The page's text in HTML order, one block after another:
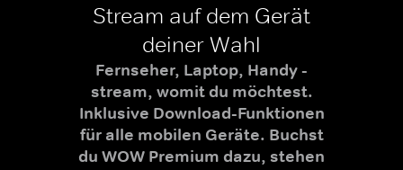
Stream auf dem Gerät
deiner Wahl
Fernseher, Laptop, Handy -
stream, womit du möchtest.
Inklusive Download-Funktionen
für alle mobilen Geräte. Buchst
du WOW Premium dazu, stehen